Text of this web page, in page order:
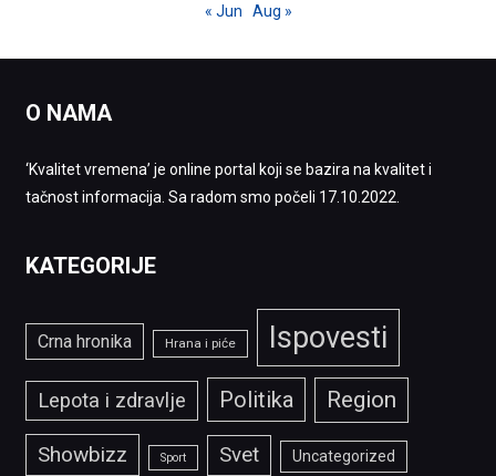
« Jun Aug »
O NAMA
‘Kvalitet vremena’ je online portal koji se bazira na kvalitet i
tačnost informacija. Sa radom smo počeli 17.10.2022.
KATEGORIJE
Crna hronika Hrana i piće Ispovesti
Lepota i zdravlje Politika Region
Showbizz Sport Svet Uncategorized